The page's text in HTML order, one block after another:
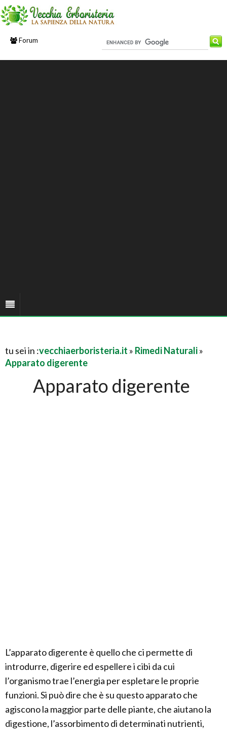
Forum
tu sei in :vecchiaerboristeria.it » Rimedi Naturali»
Apparato digerente
Apparato digerente
L’apparato digerente è quello che ci permette di
introdurre, digerire ed espellere i cibi da cui
l’organismo trae l’energia per espletare le proprie
funzioni. Si può dire che è su questo apparato che
agiscono la maggior parte delle piante, che aiutano la
digestione, l’assorbimento di determinati nutrienti,